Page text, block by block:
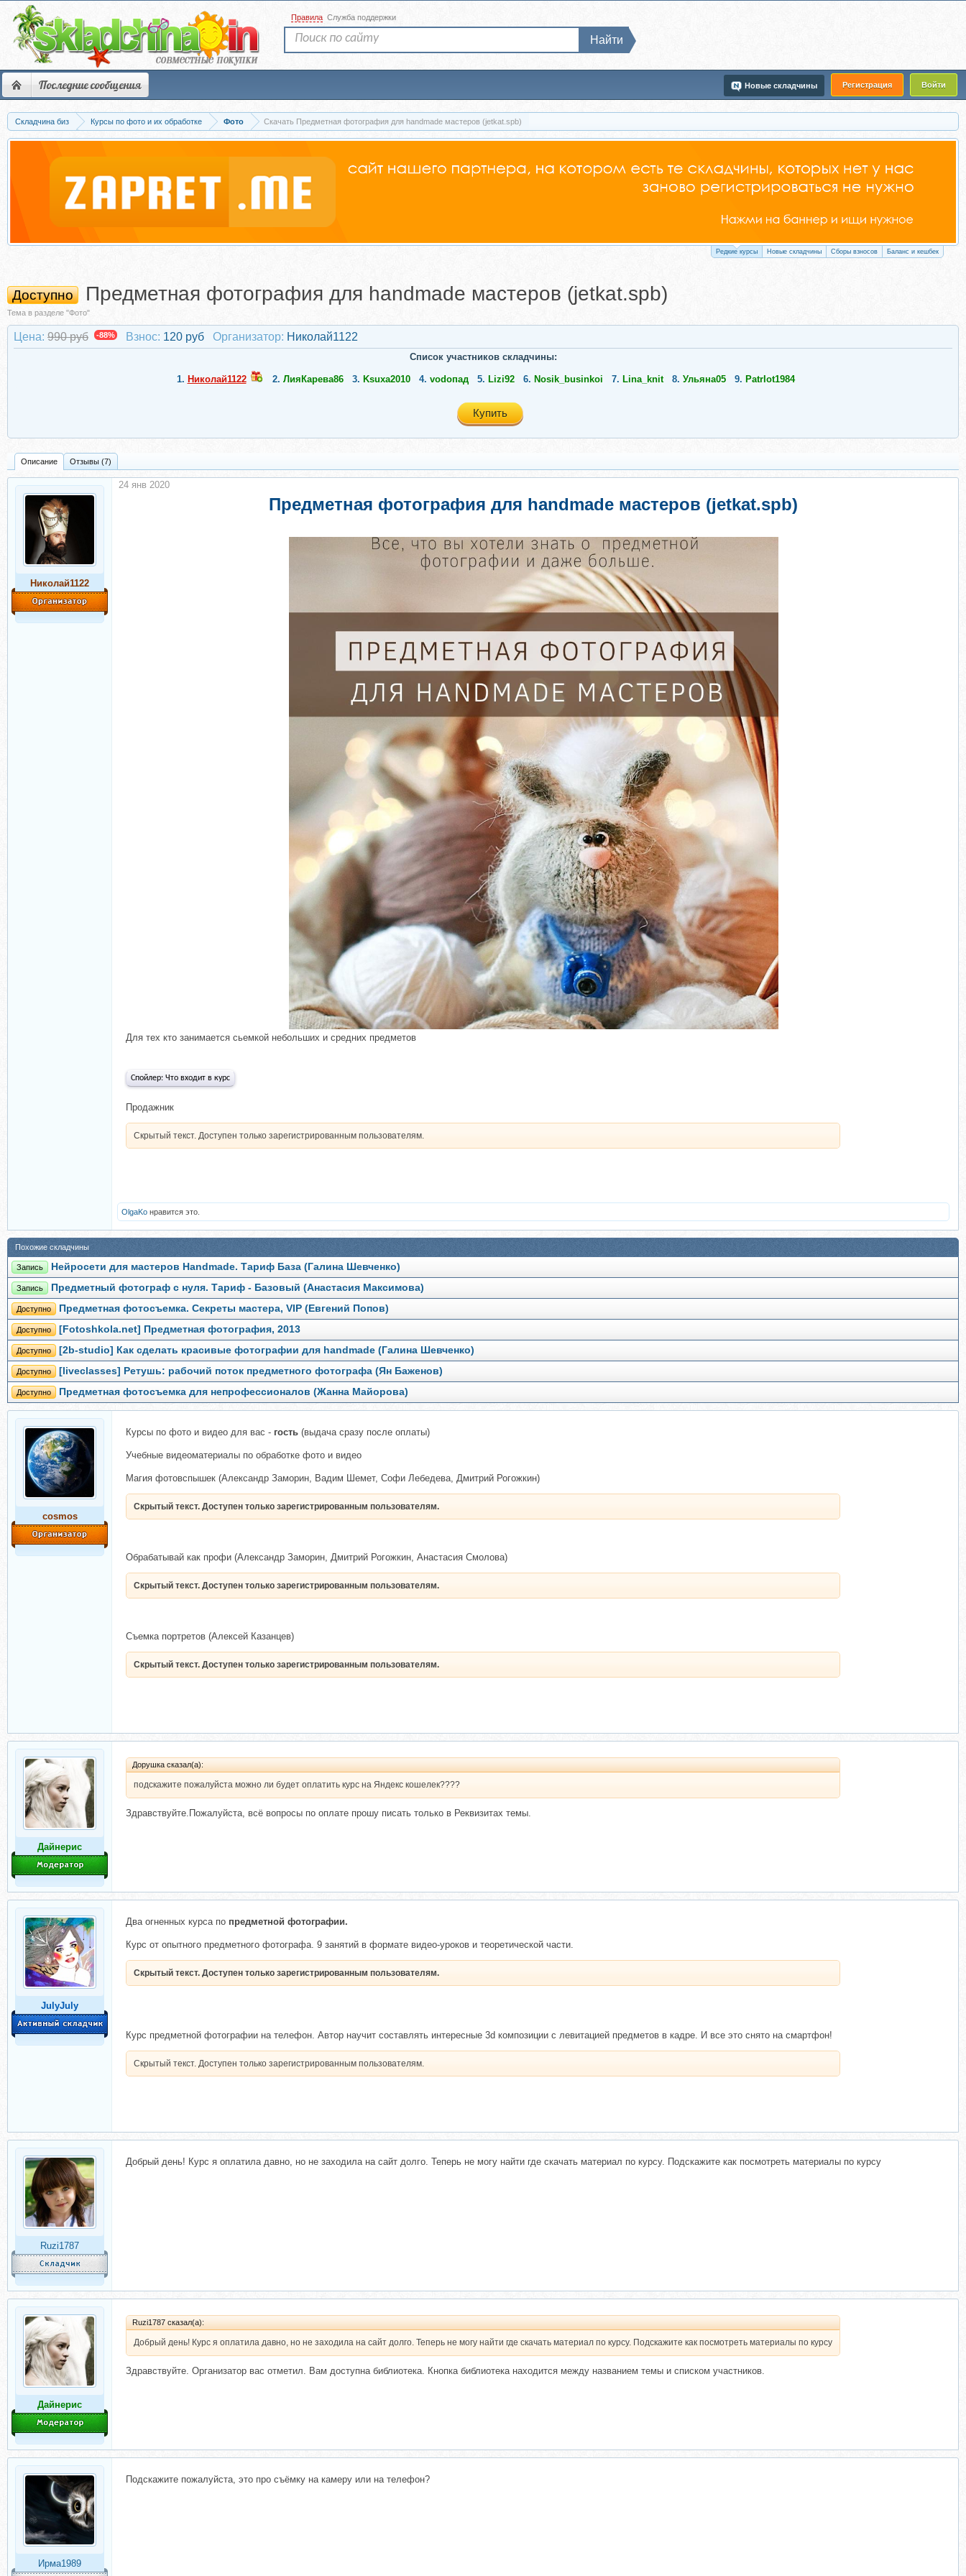
Последние сообщения Регистрация Войти
Новые складчины
Правила Служба поддержки
Найти
Складчина биз Курсы по фото и их обработке Фото Скачать Предметная фотография для handmade мастеров (jetkat.spb)
Редкие курсы Новые складчины Сборы взносов Баланс и кешбек
Доступно Предметная фотография для handmade мастеров (jetkat.spb)
Тема в разделе "Фото"
Цена: 990 руб -88% Взнос: 120 руб Организатор: Николай1122
Список участников складчины:
1. Николай1122 2. ЛияКарева86 3. Ksuxa2010 4. vodoпад 5. Lizi92 6. Nosik_businkoi 7. Lina_knit 8. Ульяна05 9. PatrIot1984
Купить
Описание Отзывы (7)
Николай1122
Предметная фотография для handmade мастеров (jetkat.spb)
Для тех кто занимается сьемкой небольших и средних предметов
Спойлер: Что входит в курс
Продажник
Скрытый текст. Доступен только зарегистрированным пользователям.
24 янв 2020
OlgaKo нравится это.
Похожие складчины
Запись Нейросети для мастеров Handmade. Тариф База (Галина Шевченко)
Запись Предметный фотограф с нуля. Тариф - Базовый (Анастасия Максимова)
Доступно Предметная фотосъемка. Секреты мастера, VIP (Евгений Попов)
Доступно [Fotoshkola.net] Предметная фотография, 2013
Доступно [2b-studio] Как сделать красивые фотографии для handmade (Галина Шевченко)
Доступно [liveclasses] Ретушь: рабочий поток предметного фотографа (Ян Баженов)
Доступно Предметная фотосъемка для непрофессионалов (Жанна Майорова)
cosmos
Курсы по фото и видео для вас - гость (выдача сразу после оплаты)
Учебные видеоматериалы по обработке фото и видео
Магия фотовспышек (Александр Заморин, Вадим Шемет, Софи Лебедева, Дмитрий Рогожкин)
Скрытый текст. Доступен только зарегистрированным пользователям.
Обрабатывай как профи (Александр Заморин, Дмитрий Рогожкин, Анастасия Смолова)
Скрытый текст. Доступен только зарегистрированным пользователям.
Съемка портретов (Алексей Казанцев)
Скрытый текст. Доступен только зарегистрированным пользователям.
Дайнерис
Дорушка сказал(а):
подскажите пожалуйста можно ли будет оплатить курс на Яндекс кошелек????
Здравствуйте.Пожалуйста, всё вопросы по оплате прошу писать только в Реквизитах темы.
JulyJuly
Два огненных курса по предметной фотографии.
Курс от опытного предметного фотографа. 9 занятий в формате видео-уроков и теоретической части.
Скрытый текст. Доступен только зарегистрированным пользователям.
Курс предметной фотографии на телефон. Автор научит составлять интересные 3d композиции с левитацией предметов в кадре. И все это снято на смартфон!
Скрытый текст. Доступен только зарегистрированным пользователям.
Ruzi1787
Добрый день! Курс я оплатила давно, но не заходила на сайт долго. Теперь не могу найти где скачать материал по курсу. Подскажите как посмотреть материалы по курсу
Дайнерис
Ruzi1787 сказал(а):
Добрый день! Курс я оплатила давно, но не заходила на сайт долго. Теперь не могу найти где скачать материал по курсу. Подскажите как посмотреть материалы по курсу
Здравствуйте. Организатор вас отметил. Вам доступна библиотека. Кнопка библиотека находится между названием темы и списком участников.
Ирма1989
Подскажите пожалуйста, это про съёмку на камеру или на телефон?